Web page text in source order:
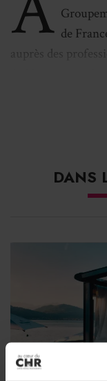
de
auprès des
Cette
utiles au secteur,
par les entreprises.
principaux freins
hiérarchiser les
réglementaires
objectiver les
fiscalité,
administrative,
DANS